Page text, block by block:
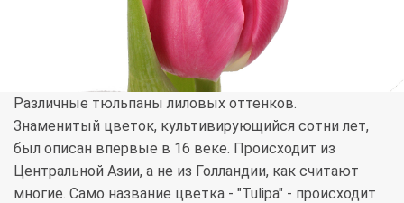
Различные тюльпаны лиловых оттенков.
Знаменитый цветок, культивирующийся сотни лет,
был описан впервые в 16 веке. Происходит из
Центральной Азии, а не из Голландии, как считают
многие. Само название цветка - "Tulipa" - происходит